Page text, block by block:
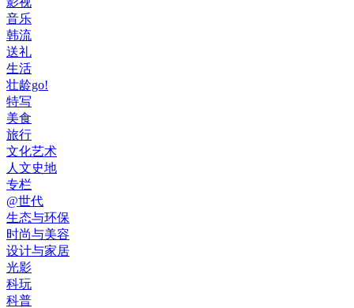
音乐
韩流
送礼
生活
壮龄go!
特写
美食
旅行
文化艺术
人文史地
专栏
@世代
生态与环保
时尚与美容
设计与家居
光影
科玩
科普